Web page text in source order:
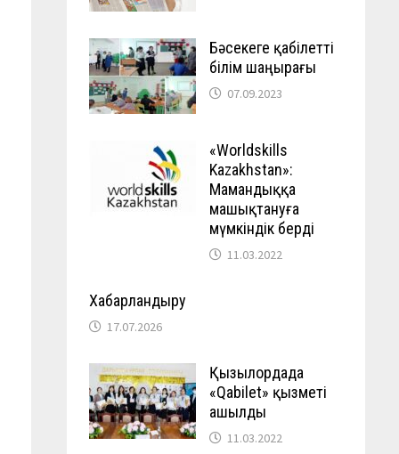
Бәсекеге қабілетті
білім шаңырағы
07.09.2023
«Worldskills
Kazakhstan»:
Мамандыққа
машықтануға
мүмкіндік берді
11.03.2022
Хабарландыру
17.07.2026
Қызылордада
«Qabilet» қызметі
ашылды
11.03.2022